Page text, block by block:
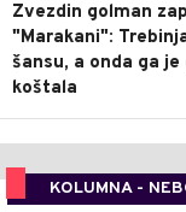
Zvezdin golman
"Marakani":
šansu, a onda ga
koštala
KOLUMNA -